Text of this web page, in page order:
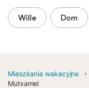
Wille Dom
Mieszkania wakacyjne
Mutxamel